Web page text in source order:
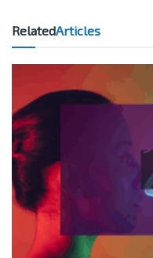
RelatedArticles